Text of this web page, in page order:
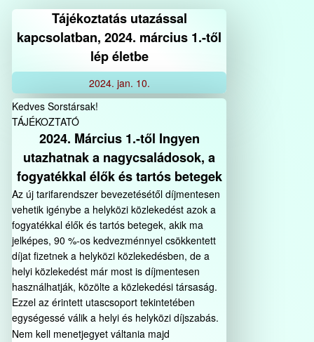
Tájékoztatás utazással
kapcsolatban, 2024. március 1.-től
lép életbe
2024. jan. 10.
Kedves Sorstársak!
TÁJÉKOZTATÓ
2024. Március 1.-től Ingyen
utazhatnak a nagycsaládosok, a
fogyatékkal élők és tartós betegek
Az új tarifarendszer bevezetésétől díjmentesen
vehetik igénybe a helyközi közlekedést azok a
fogyatékkal élők és tartós betegek, akik ma
jelképes, 90 %-os kedvezménnyel csökkentett
díjat fizetnek a helyközi közlekedésben, de a
helyi közlekedést már most is díjmentesen
használhatják, közölte a közlekedési társaság.
Ezzel az érintett utascsoport tekintetében
egységessé válik a helyi és helyközi díjszabás.
Nem kell menetjegyet váltania majd